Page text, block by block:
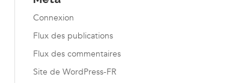
Connexion
Flux des publications
Flux des commentaires
Site de WordPress-FR